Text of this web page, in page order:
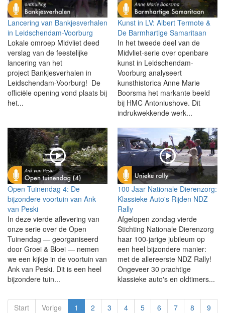
Lancering van Bankjesverhalen
in Leidschendam-Voorburg
Lokale omroep Midvliet deed
verslag van de feestelijke
lancering van het
project Bankjesverhalen in
Leidschendam-Voorburg! De
officiële opening vond plaats bij
het...
Kunst in LV: Albert Termote &
De Barmhartige Samaritaan
In het tweede deel van de
Midvliet-serie over openbare
kunst in Leidschendam-
Voorburg analyseert
kunsthistorica Anne Marie
Boorsma het markante beeld
bij HMC Antoniushove. Dit
indrukwekkende werk...
Open Tuinendag 4: De
bijzondere voortuin van Ank
van Peski
In deze vierde aflevering van
onze serie over de Open
Tuinendag — georganiseerd
door Groei & Bloei — nemen
we een kijkje in de voortuin van
Ank van Peski. Dit is een heel
bijzondere tuin...
100 Jaar Nationale Dierenzorg:
Klassieke Auto's Rijden NDZ
Rally
Afgelopen zondag vierde
Stichting Nationale Dierenzorg
haar 100-jarige jubileum op
een heel bijzondere manier:
met de allereerste NDZ Rally!
Ongeveer 30 prachtige
klassieke auto's en oldtimers...
Start Vorige 1 2 3 4 5 6 7 8
9